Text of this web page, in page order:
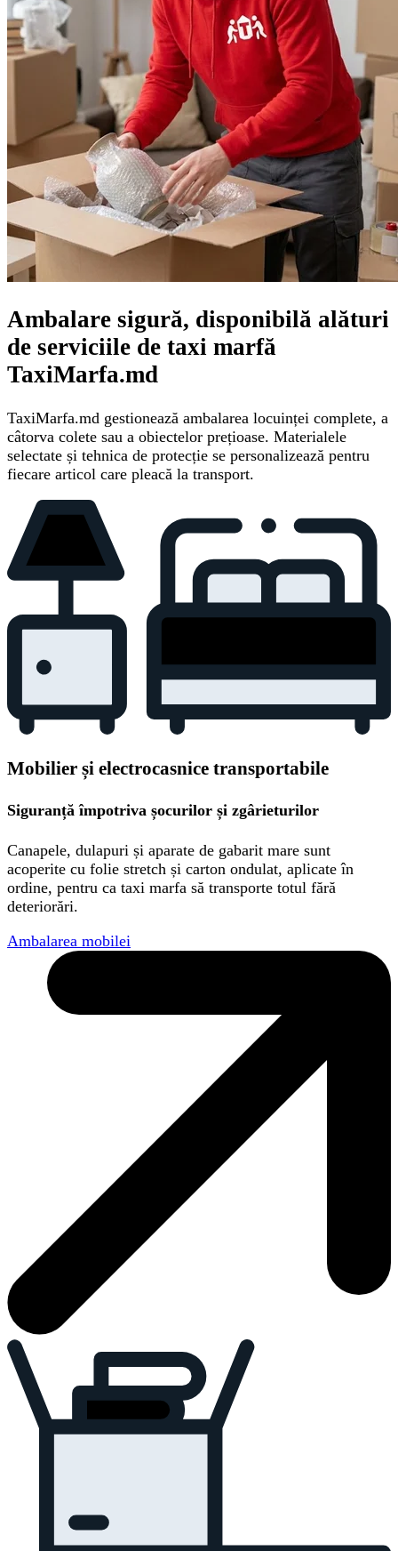
Ambalare sigură, disponibilă alături
de serviciile de taxi marfă
TaxiMarfa.md
TaxiMarfa.md gestionează ambalarea locuinței complete, a
câtorva colete sau a obiectelor prețioase. Materialele
selectate și tehnica de protecție se personalizează pentru
fiecare articol care pleacă la transport.
Mobilier și electrocasnice transportabile
Siguranță împotriva șocurilor și zgârieturilor
Canapele, dulapuri și aparate de gabarit mare sunt
acoperite cu folie stretch și carton ondulat, aplicate în
ordine, pentru ca taxi marfa să transporte totul fără
deteriorări.
Ambalarea mobilei